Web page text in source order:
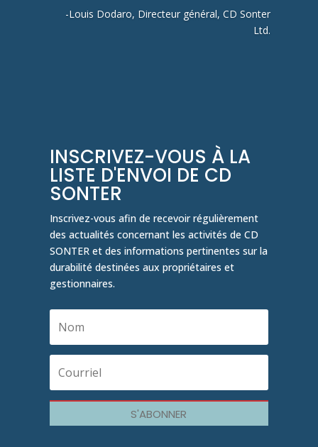
-Louis Dodaro, Directeur général, CD Sonter
Ltd.
INSCRIVEZ-VOUS À LA
LISTE D'ENVOI DE CD
SONTER
Inscrivez-vous afin de recevoir régulièrement
des actualités concernant les activités de CD
SONTER et des informations pertinentes sur la
durabilité destinées aux propriétaires et
gestionnaires.
S'ABONNER